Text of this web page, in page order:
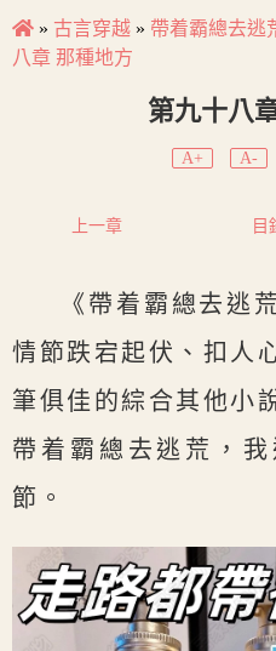
» 古言穿越 » 帶着霸總去逃
八章 那種地方
第九十八
A+ A-
上一章 目
《帶着霸總去逃
情節跌宕起伏、扣人
筆俱佳的綜合其他小
帶着霸總去逃荒，
節。